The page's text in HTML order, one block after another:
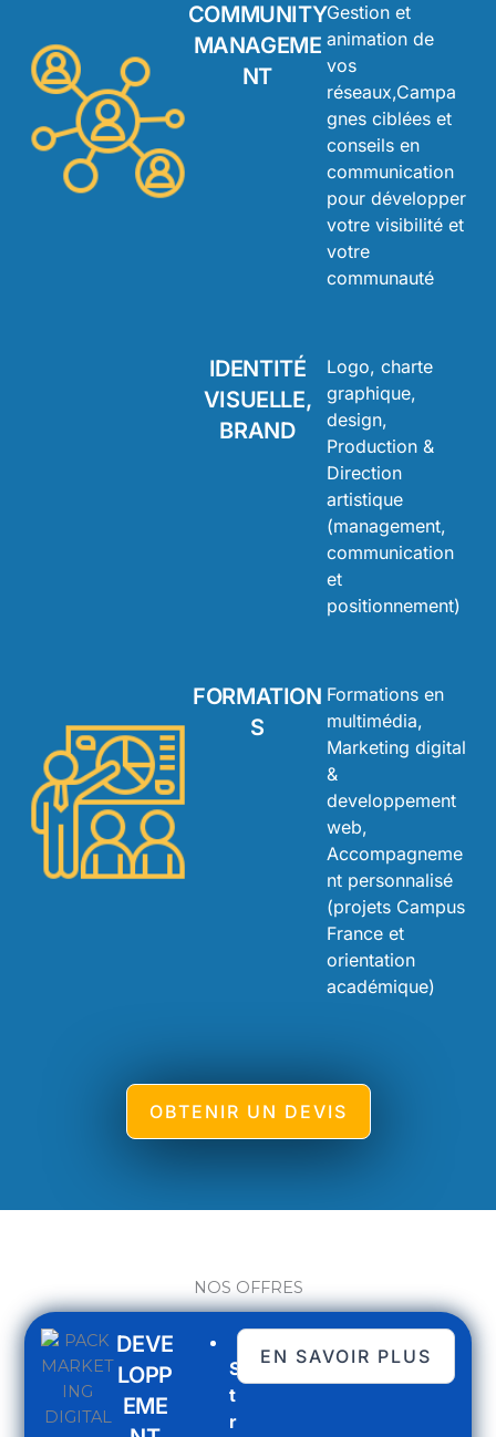
COMMUNITY
MANAGEME
NT
Gestion et
animation de
vos
réseaux,Campa
gnes ciblées et
conseils en
communication
pour développer
votre visibilité et
votre
communauté
IDENTITÉ
VISUELLE,
BRAND
Logo, charte
graphique,
design,
Production &
Direction
artistique
(management,
communication
et
positionnement)
FORMATION
S
Formations en
multimédia,
Marketing digital
&
developpement
web,
Accompagneme
nt personnalisé
(projets Campus
France et
orientation
académique)
OBTENIR UN DEVIS
NOS OFFRES
DEVE
LOPP
EME
S
t
r
EN SAVOIR PLUS